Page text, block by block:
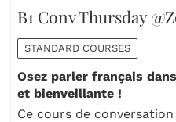
B1 Conv Thursday
STANDARD COURSES
Osez parler français
et bienveillante !
Ce cours de